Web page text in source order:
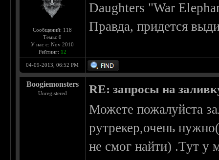
Сообщений: 118
Темы: 0
У нас с: Nov 2010
Рейтинг: 12
Daughters "War
Правда, придется
04-09-2013, 06:52 PM
Boogiemonsters
Unregistered RE: запросы на
Можете пожалуйста
рутрекер,очень
не смог найти) .Тут у